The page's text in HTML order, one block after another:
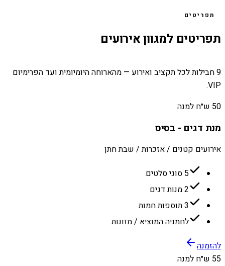
תפריטים
תפריטים למגוון אירועים
9 חבילות לכל תקציב ואירוע — מהארוחה היומיומית ועד הפרימיום
VIP.
50 ש״ח למנה
מנת דגים - בסיס
אירועים קטנים / אזכרות / שבת חתן
5 סוגי סלטים
2 מנות דגים
3 תוספות חמות
לחמניה המוציא / מזונות
להזמנה
55 ש״ח למנה